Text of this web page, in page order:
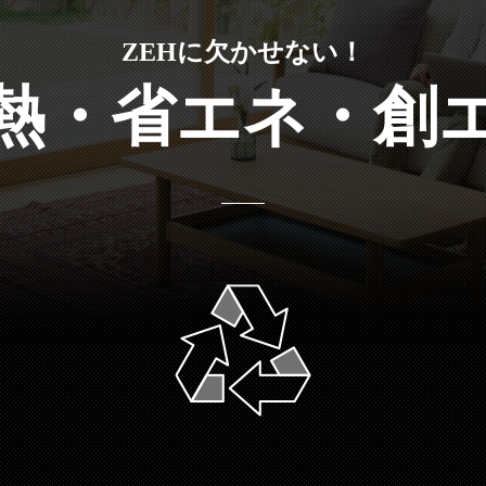
ZEHに欠かせない！
・省エネ・創